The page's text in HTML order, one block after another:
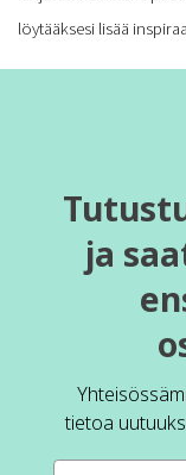
löytääksesi lisää
ja
tietoa